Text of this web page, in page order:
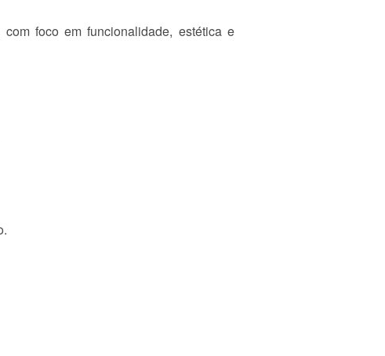
foco em funcionalidade, estética e